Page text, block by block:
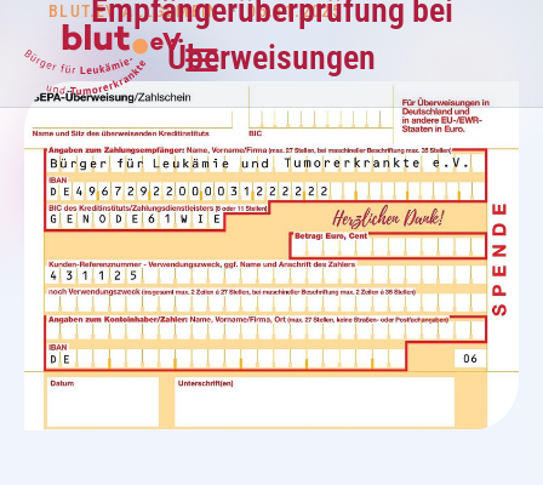
BLUT.EV ALLGEMEIN • 05.11.2025
Empfängerüberprüfung bei
Überweisungen